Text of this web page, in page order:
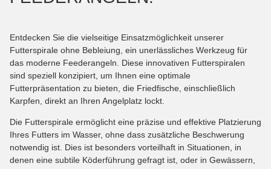
Entdecken Sie die vielseitige Einsatzmöglichkeit unserer
Futterspirale ohne Bebleiung, ein unerlässliches Werkzeug für
das moderne Feederangeln. Diese innovativen Futterspiralen
sind speziell konzipiert, um Ihnen eine optimale
Futterpräsentation zu bieten, die Friedfische, einschließlich
Karpfen, direkt an Ihren Angelplatz lockt.
Die Futterspirale ermöglicht eine präzise und effektive Platzierung
Ihres Futters im Wasser, ohne dass zusätzliche Beschwerung
notwendig ist. Dies ist besonders vorteilhaft in Situationen, in
denen eine subtile Köderführung gefragt ist, oder in Gewässern,